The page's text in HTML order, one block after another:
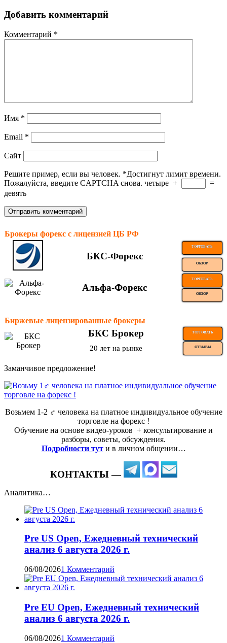
Добавить комментарий
Комментарий *
Имя *
Email *
Сайт
Решите пример, если вы человек. *Достигнут лимит времени.
Пожалуйста, введите CAPTCHA снова. четыре +
=
девять
Брокеры форекс с лицензией ЦБ РФ
БКС-Форекс
ТОРГОВАТЬ
ОБЗОР
Альфа-Форекс
ТОРГОВАТЬ
ОБЗОР
Биржевые лицензированные брокеры
БКС Брокер ТОРГОВАТЬ
20 лет на рынке ОТЗЫВЫ
Заманчивое предложение!
Возьмем 1-2 ‍♂️ человека на платное индивидуальное обучение
торговле на форекс !
Обучение на основе видео-уроков ️ + консультирование и
разборы, советы, обсуждения.
Подробности тут и в личном общении…
КОНТАКТЫ —
Аналитика…
Pre US Open, Ежедневный технический
анализ 6 августа 2026 г.
06/08/20261 Комментарий
Pre EU Open, Ежедневный технический
анализ 6 августа 2026 г.
06/08/20261 Комментарий